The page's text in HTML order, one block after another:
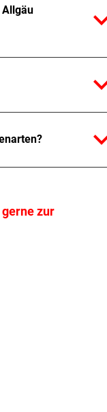
Allgäu
zur